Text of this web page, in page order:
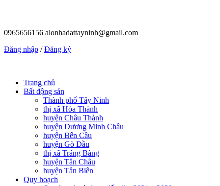
0965656156 alonhadattayninh@gmail.com
Đăng nhập /Đăng ký
Trang chủ
Bất động sản
Thành phố Tây Ninh
thị xã Hòa Thành
huyện Châu Thành
huyện Dương Minh Châu
huyện Bến Cầu
huyện Gò Dầu
thị xã Trảng Bàng
huyện Tân Châu
huyện Tân Biên
Quy hoạch